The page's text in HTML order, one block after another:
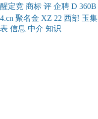
醒定竞 商标 评 企聘 D 360B
4.cn 聚名金 XZ 22 西部 玉集
表 信息 中介 知识